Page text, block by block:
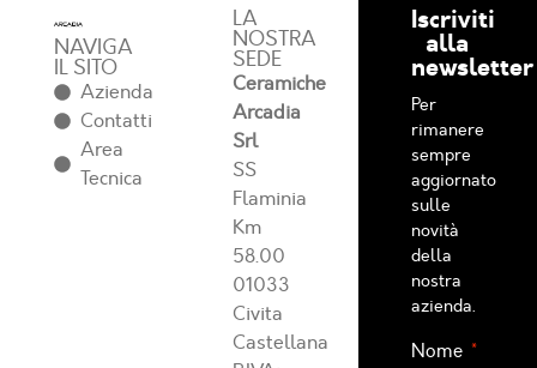
NAVIGA
IL SITO
Azienda
Contatti
Area
Tecnica
LA
NOSTRA
SEDE
Ceramiche
Arcadia
Srl
SS
Flaminia
Km
58.00
01033
Civita
Castellana
Iscriviti
alla
newsletter
Per
rimanere
sempre
aggiornato
sulle
novità
della
nostra
azienda.
Nome